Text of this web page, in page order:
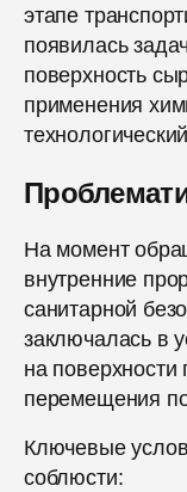
этапе
появилась
поверхность
применения
На момент
внутренние
санитарной
заключалась в
на поверхности
перемещения
Ключевые
соблюсти: